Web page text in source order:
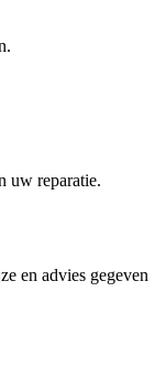
uw reparatie.
en advies gegeven